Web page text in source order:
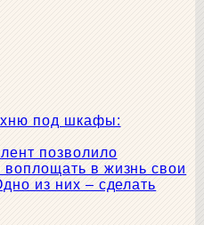
под шкафы:
позволило
в жизнь свои
из них – сделать